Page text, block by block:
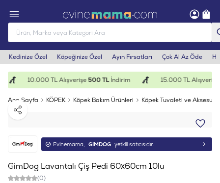
Kedinize Özel Köpeğinize Özel Ayın Fırsatları Çok Al Az Öde
10.000 TL Alışverişe500 TLİndirim 15.000 TL Alışverişe
Ana Sayfa KÖPEK Köpek Bakım Ürünleri
Köpek Tuvaleti ve
Paylaş
Evinemama, GIMDOG yetkili satıcısıdır.
GimDog Lavantalı Çiş Pedi 60x60cm 10lu
(0)